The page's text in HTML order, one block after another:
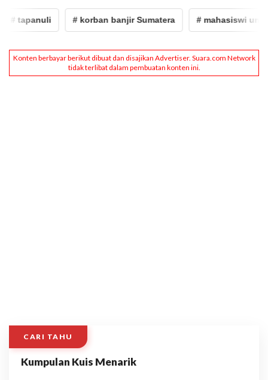
tapanuli # korban banjir Sumatera # mahasiswi uns
CARI TAHU
Kumpulan Kuis Menarik